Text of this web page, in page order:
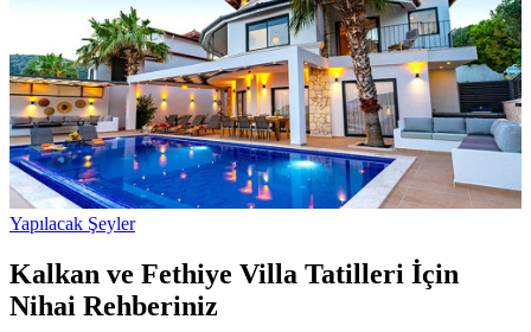
Yapılacak Şeyler
Kalkan ve Fethiye Villa Tatilleri İçin
Nihai Rehberiniz